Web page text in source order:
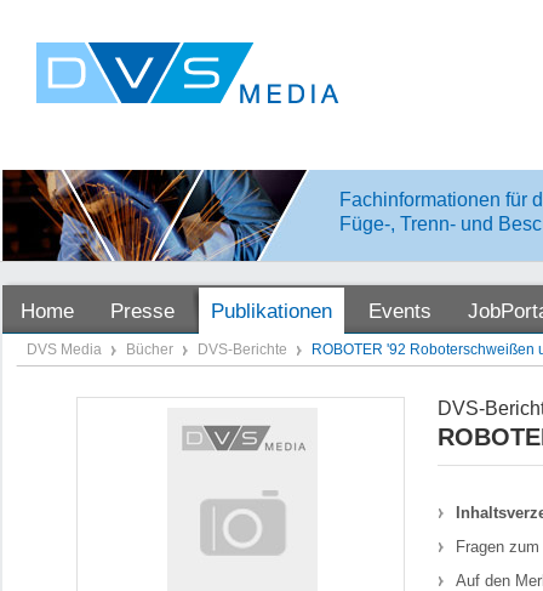
Fachinformationen für
Füge-, Trenn- und
Home Presse Publikationen Events
DVS Media Bücher DVS-Berichte ROBOTER '92
DVS-
Fragen
Auf den